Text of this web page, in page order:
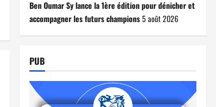
Ben Oumar Sy lance la 1ère édition pour dénicher et
accompagner les futurs champions5 août 2026
PUB